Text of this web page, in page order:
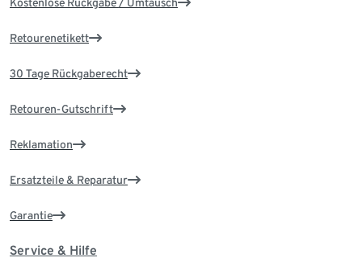
Kostenlose Rückgabe / Umtausch
Retourenetikett
30 Tage Rückgaberecht
Retouren-Gutschrift
Reklamation
Ersatzteile & Reparatur
Garantie
Service & Hilfe